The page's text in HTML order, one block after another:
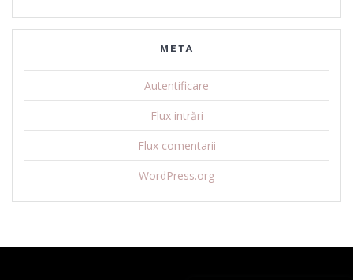
META
Autentificare
Flux intrări
Flux comentarii
WordPress.org